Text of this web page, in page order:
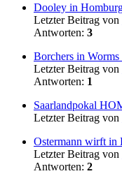
Dooley in
Letzter Beitrag von
Antworten: 3
Borchers in
Letzter Beitrag von
Antworten: 1
Saarlandpokal
Letzter Beitrag von
Ostermann wirft in
Letzter Beitrag von
Antworten: 2